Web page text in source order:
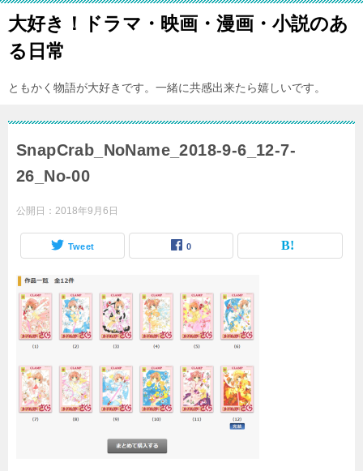
大好き！ドラマ・映画・漫画・小説のあ
る日常
ともかく物語が大好きです。一緒に共感出来たら嬉しいです。
SnapCrab_NoName_2018-9-6_12-7-
26_No-00
公開日： 2018年9月6日
Tweet 0